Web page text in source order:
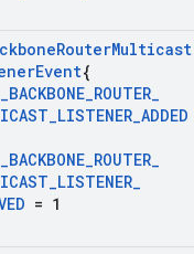
RouterMulticast
Event{
_BACKBONE_ROUTER_
_LISTENER_ADDED
_BACKBONE_ROUTER_
_LISTENER_
= 1